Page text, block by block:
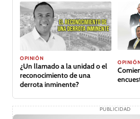
OPINIÓN
¿Un llamado a la unidad o el
reconocimiento de una
derrota inminente?
PUBLICIDAD